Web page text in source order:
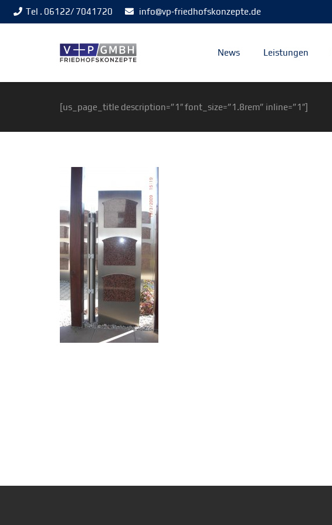
Tel . 06122/ 7041720 info@vp-friedhofskonzepte.de
News Leistungen
[us_page_title description=”1″ font_size=”1.8rem” inline=”1″]